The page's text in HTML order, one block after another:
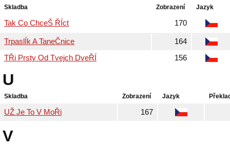
Skladba Zobrazení Jazyk
Tak Co ChceŠ ŘÍct 170
TrpaslÍk A TaneČnice
164
TŘi Prsty Od Tvejch DveŘÍ
156
U
Skladba Zobrazení Jazyk
UŽ Je To V MoŘi 167
V